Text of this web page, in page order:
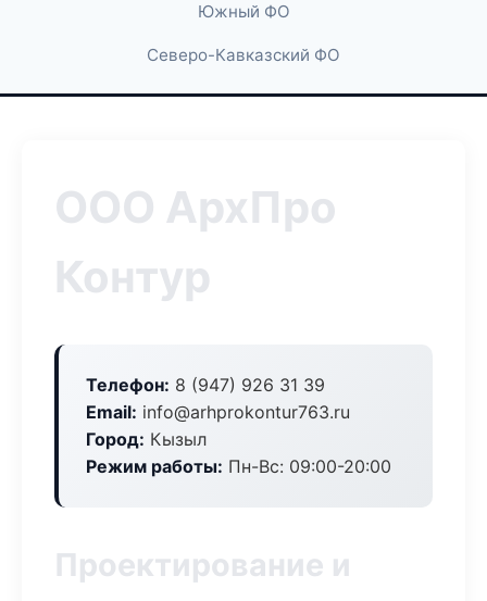
Южный ФО
Северо-Кавказский ФО
ООО АрхПро
Контур
Телефон: 8 (947) 926 31 39
Email: info@arhprokontur763.ru
Город: Кызыл
Режим работы: Пн-Вс: 09:00-20:00
Проектирование и